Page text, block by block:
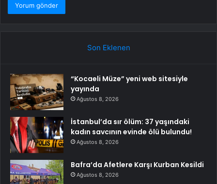
Son Eklenen
“Kocaeli Müze” yeni web sitesiyle
yayında
Ağustos 8, 2026
İstanbul’da sır ölüm: 37 yaşındaki
kadın savcının evinde ölü bulundu!
Ağustos 8, 2026
Bafra’da Afetlere Karşı Kurban Kesildi
Ağustos 8, 2026